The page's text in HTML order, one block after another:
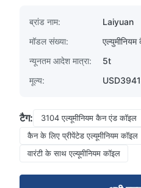
ब्रांड नाम:
Laiyuan
मॉडल संख्या:
न्यूनतम आदेश मात्रा:
5t
मूल्य:
टैग:
3104 एल्यूमीनियम कैन एंड कॉइल
कैन के लिए प्रीपेंटेड एल्यूमीनियम कॉइल
वारंटी के साथ एल्यूमीनियम कॉइल